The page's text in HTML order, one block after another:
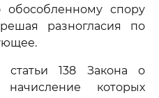
спору
разногласия по
138 Закона о
начисление которых